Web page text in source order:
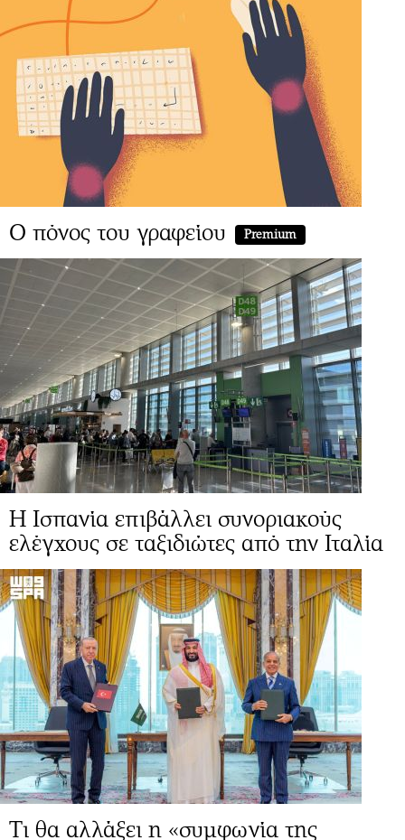
Ο πόνος του γραφείου Premium
Η Ισπανία επιβάλλει συνοριακούς
ελέγχους σε ταξιδιώτες από την Ιταλία
Τι θα αλλάξει η «συμφωνία της